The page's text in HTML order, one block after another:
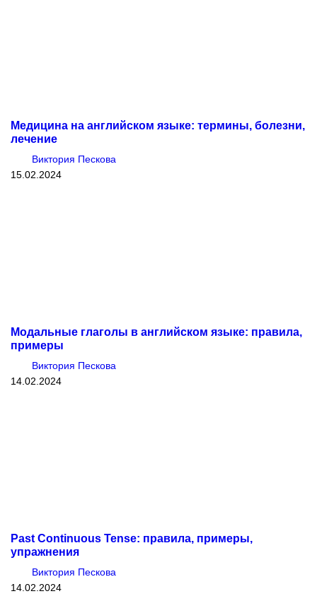
Медицина на английском языке: термины, болезни,
лечение
Виктория Пескова
15.02.2024
Модальные глаголы в английском языке: правила,
примеры
Виктория Пескова
14.02.2024
Past Continuous Tense: правила, примеры,
упражнения
Виктория Пескова
14.02.2024